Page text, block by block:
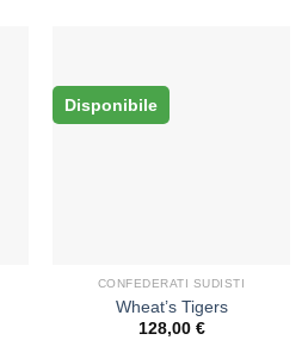
Disponibile
CONFEDERATI SUDISTI
Wheat’s Tigers
128,00 €